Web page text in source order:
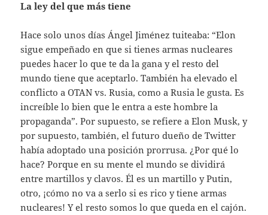
La ley del que más tiene
Hace solo unos días Ángel Jiménez tuiteaba: “Elon
sigue empeñado en que si tienes armas nucleares
puedes hacer lo que te da la gana y el resto del
mundo tiene que aceptarlo. También ha elevado el
conflicto a OTAN vs. Rusia, como a Rusia le gusta. Es
increíble lo bien que le entra a este hombre la
propaganda”. Por supuesto, se refiere a Elon Musk, y
por supuesto, también, el futuro dueño de Twitter
había adoptado una posición prorrusa. ¿Por qué lo
hace? Porque en su mente el mundo se dividirá
entre martillos y clavos. Él es un martillo y Putin,
otro, ¡cómo no va a serlo si es rico y tiene armas
nucleares! Y el resto somos lo que queda en el cajón.